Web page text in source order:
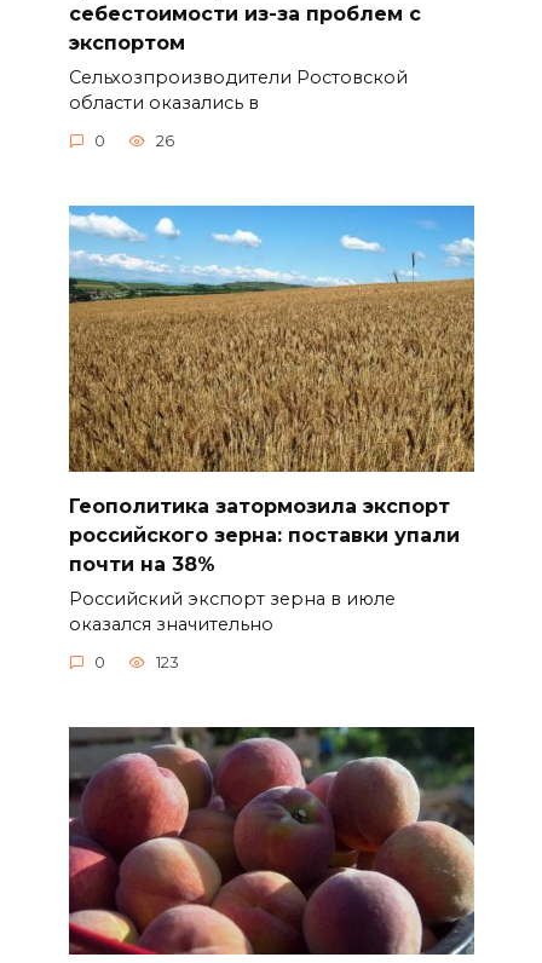
себестоимости из-за проблем с
экспортом
Сельхозпроизводители Ростовской
области оказались в
0 26
Геополитика затормозила экспорт
российского зерна: поставки упали
почти на 38%
Российский экспорт зерна в июле
оказался значительно
0 123